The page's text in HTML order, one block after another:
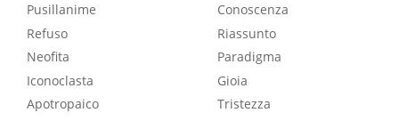
Pusillanime
Refuso
Neofita
Iconoclasta
Apotropaico
Conoscenza
Riassunto
Paradigma
Gioia
Tristezza